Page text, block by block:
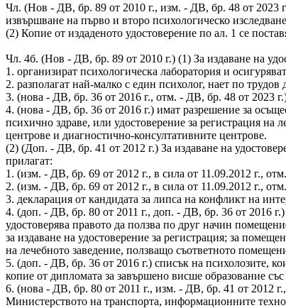
Чл. (Нов - ДВ, бр. 89 от 2010 г., изм. - ДВ, бр. 48 от 2023
извършване на първо и второ психологическо
(2) Копие от издаденото удостоверение по ал. 1 се
Чл. 4б. (Нов - ДВ, бр. 89 от 2010 г.) (1) За издаване на
1. организират психологическа лаборатория и
2. разполагат най-малко с един психолог, нает по трудов
3. (нова - ДВ, бр. 36 от 2016 г., отм. - ДВ, бр. 48 от 2023
4. (нова - ДВ, бр. 36 от 2016 г.) имат разрешение за
психично здраве, или удостоверение за регистрация на
центрове и диагностично-консултативните центрове.
(2) (Доп. - ДВ, бр. 41 от 2012 г.) За издаване на
прилагат:
1. (изм. - ДВ, бр. 69 от 2012 г., в сила от 11.09.2012 г.,
2. (изм. - ДВ, бр. 69 от 2012 г., в сила от 11.09.2012 г.,
3. декларация от кандидата за липса на конфликт на
4. (доп. - ДВ, бр. 80 от 2011 г., доп. - ДВ, бр. 36 от 2016
удостоверява правото да ползва по друг начин
за издаване на удостоверение за регистрация; за
на лечебното заведение, ползващо съответното
5. (доп. - ДВ, бр. 36 от 2016 г.) списък на психолозите,
копие от дипломата за завършено висше образование
6. (нова - ДВ, бр. 80 от 2011 г., изм. - ДВ, бр. 41 от 2012
Министерството на транспорта, информационните